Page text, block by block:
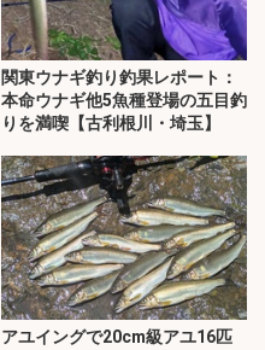
関東ウナギ釣り釣果レポート：
本命ウナギ他5魚種登場の五目釣
りを満喫【古利根川・埼玉】
アユイングで20cm級アユ16匹